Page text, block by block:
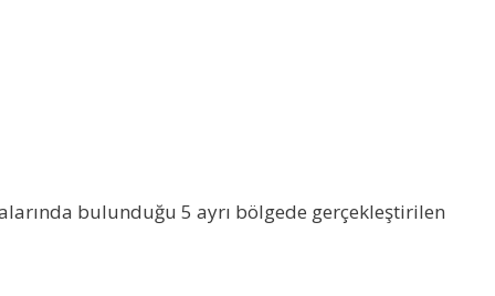
bulunduğu 5 ayrı bölgede gerçekleştirilen